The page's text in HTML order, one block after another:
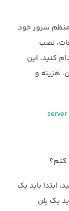
منظم سرور خود
نصب
کنید. این
هزینه و
کنم؟
ابتدا باید یک
یک پلن